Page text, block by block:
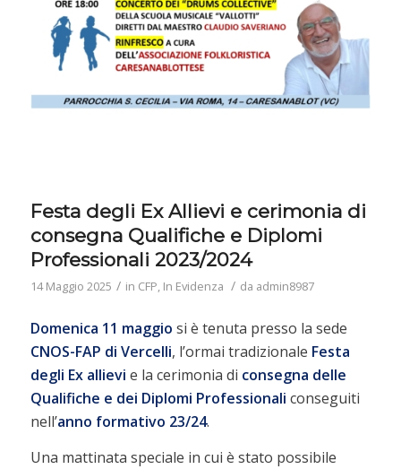
Festa degli Ex Allievi e cerimonia di
consegna Qualifiche e Diplomi
Professionali 2023/2024
14 Maggio 2025 / in CFP, In Evidenza / da admin8987
Domenica 11 maggio si è tenuta presso la sede
CNOS-FAP di Vercelli, l’ormai tradizionale Festa
degli Ex allievi e la cerimonia di consegna delle
Qualifiche e dei Diplomi Professionali conseguiti
nell’anno formativo 23/24.
Una mattinata speciale in cui è stato possibile